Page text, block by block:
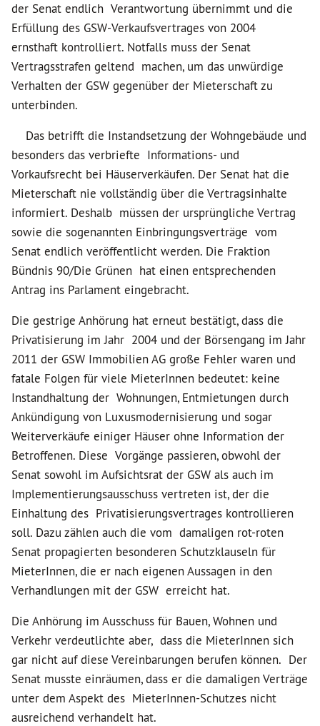
der Senat endlich Verantwortung übernimmt und die
Erfüllung des GSW-Verkaufsvertrages von 2004
ernsthaft kontrolliert. Notfalls muss der Senat
Vertragsstrafen geltend machen, um das unwürdige
Verhalten der GSW gegenüber der Mieterschaft zu
unterbinden.
Das betrifft die Instandsetzung der Wohngebäude und
besonders das verbriefte Informations- und
Vorkaufsrecht bei Häuserverkäufen. Der Senat hat die
Mieterschaft nie vollständig über die Vertragsinhalte
informiert. Deshalb müssen der ursprüngliche Vertrag
sowie die sogenannten Einbringungsverträge vom
Senat endlich veröffentlicht werden. Die Fraktion
Bündnis 90/Die Grünen hat einen entsprechenden
Antrag ins Parlament eingebracht.
Die gestrige Anhörung hat erneut bestätigt, dass die
Privatisierung im Jahr 2004 und der Börsengang im Jahr
2011 der GSW Immobilien AG große Fehler waren und
fatale Folgen für viele MieterInnen bedeutet: keine
Instandhaltung der Wohnungen, Entmietungen durch
Ankündigung von Luxusmodernisierung und sogar
Weiterverkäufe einiger Häuser ohne Information der
Betroffenen. Diese Vorgänge passieren, obwohl der
Senat sowohl im Aufsichtsrat der GSW als auch im
Implementierungsausschuss vertreten ist, der die
Einhaltung des Privatisierungsvertrages kontrollieren
soll. Dazu zählen auch die vom damaligen rot-roten
Senat propagierten besonderen Schutzklauseln für
MieterInnen, die er nach eigenen Aussagen in den
Verhandlungen mit der GSW erreicht hat.
Die Anhörung im Ausschuss für Bauen, Wohnen und
Verkehr verdeutlichte aber, dass die MieterInnen sich
gar nicht auf diese Vereinbarungen berufen können. Der
Senat musste einräumen, dass er die damaligen Verträge
unter dem Aspekt des MieterInnen-Schutzes nicht
ausreichend verhandelt hat.